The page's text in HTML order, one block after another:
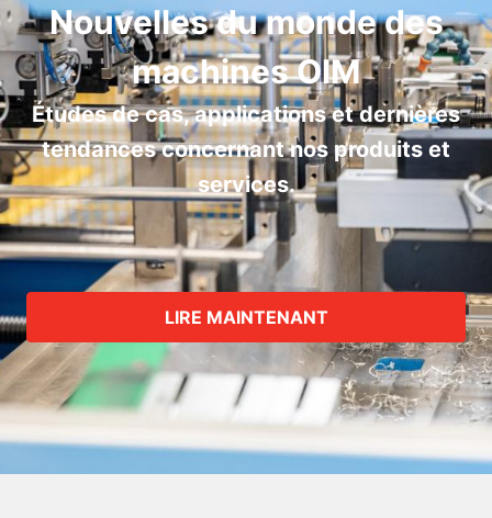
Nouvelles du monde des
machines OIM
Études de cas, applications et dernières
tendances concernant nos produits et
services.
LIRE MAINTENANT